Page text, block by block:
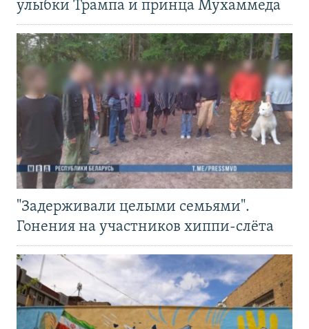
улыбки Трампа и принца Мухаммеда
"Задерживали целыми семьями".
Гонения на участников хиппи-слёта